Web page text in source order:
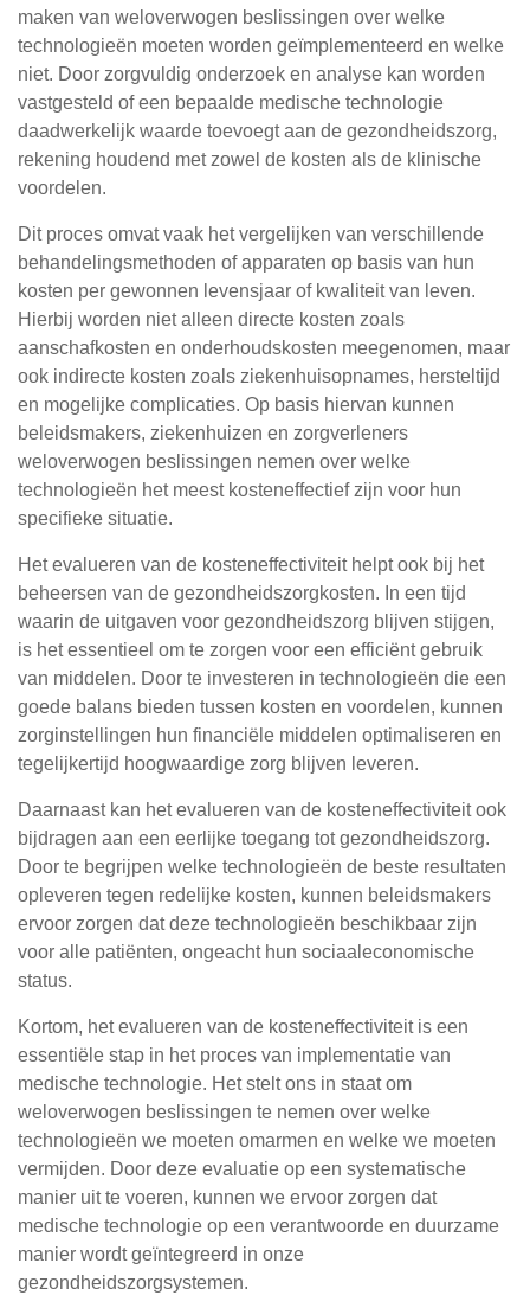
maken van weloverwogen beslissingen over welke
technologieën moeten worden geïmplementeerd en welke
niet. Door zorgvuldig onderzoek en analyse kan worden
vastgesteld of een bepaalde medische technologie
daadwerkelijk waarde toevoegt aan de gezondheidszorg,
rekening houdend met zowel de kosten als de klinische
voordelen.
Dit proces omvat vaak het vergelijken van verschillende
behandelingsmethoden of apparaten op basis van hun
kosten per gewonnen levensjaar of kwaliteit van leven.
Hierbij worden niet alleen directe kosten zoals
aanschafkosten en onderhoudskosten meegenomen, maar
ook indirecte kosten zoals ziekenhuisopnames, hersteltijd
en mogelijke complicaties. Op basis hiervan kunnen
beleidsmakers, ziekenhuizen en zorgverleners
weloverwogen beslissingen nemen over welke
technologieën het meest kosteneffectief zijn voor hun
specifieke situatie.
Het evalueren van de kosteneffectiviteit helpt ook bij het
beheersen van de gezondheidszorgkosten. In een tijd
waarin de uitgaven voor gezondheidszorg blijven stijgen,
is het essentieel om te zorgen voor een efficiënt gebruik
van middelen. Door te investeren in technologieën die een
goede balans bieden tussen kosten en voordelen, kunnen
zorginstellingen hun financiële middelen optimaliseren en
tegelijkertijd hoogwaardige zorg blijven leveren.
Daarnaast kan het evalueren van de kosteneffectiviteit ook
bijdragen aan een eerlijke toegang tot gezondheidszorg.
Door te begrijpen welke technologieën de beste resultaten
opleveren tegen redelijke kosten, kunnen beleidsmakers
ervoor zorgen dat deze technologieën beschikbaar zijn
voor alle patiënten, ongeacht hun sociaaleconomische
status.
Kortom, het evalueren van de kosteneffectiviteit is een
essentiële stap in het proces van implementatie van
medische technologie. Het stelt ons in staat om
weloverwogen beslissingen te nemen over welke
technologieën we moeten omarmen en welke we moeten
vermijden. Door deze evaluatie op een systematische
manier uit te voeren, kunnen we ervoor zorgen dat
medische technologie op een verantwoorde en duurzame
manier wordt geïntegreerd in onze
gezondheidszorgsystemen.